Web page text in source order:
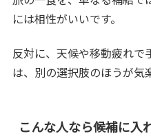
には相性がいいです。
反対に、天候や移動疲れで
は、別の選択肢のほうが気
こんな人なら候補に入